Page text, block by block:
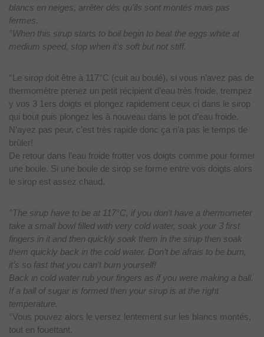
blancs en neiges, arrêter dès qu’ils sont montés mais pas
fermes.
°When this sirup starts to boil begin to beat the eggs white at
medium speed, stop when it’s soft but not stiff.
°Le sirop doit être à 117°C (cuit au boulé), si vous n’avez pas de
thermomètre prenez un petit récipient d’eau très froide, trempez
y vos 3 1ers doigts et plongez rapidement ceux ci dans le sirop
qui bout puis plongez les à nouveau dans le pot d’eau froide.
N’ayez pas peur, c’est très rapide donc ça n’a pas le temps de
brûler!
De retour dans l’eau froide frotter vos doigts comme pour former
une boule. Si une boule de sirop se forme entre vos doigts alors
le sirop est assez chaud.
°The sirup have to be at 117°C, if you don’t have a thermometer
take a small bowl filled with very cold water, soak your 3 first
fingers in it and then quickly soak them in the sirup then soak
them quickly back in the cold water. Don’t be afrais to be burn,
it’s so fast that you can’t burn yourself!
Back in cold water rub your fingers as if you were making a ball.
If a ball of sugar is formed then your sirup is at the right
temperature.
°Vous pouvez alors le versez lentement sur les blancs montés,
tout en fouettant.